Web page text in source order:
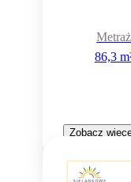
Metraż
86,3
Zobacz